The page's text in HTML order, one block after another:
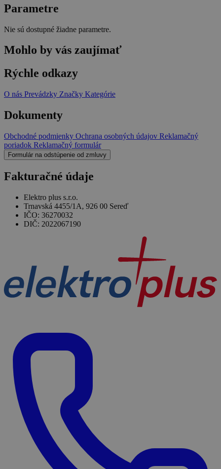
Parametre
Nie sú dostupné žiadne parametre.
Mohlo by vás zaujímať
Rýchle odkazy
O nás Prevádzky Značky Kategórie
Dokumenty
Obchodné podmienky Ochrana osobných údajov Reklamačný
poriadok Reklamačný formulár
Formulár na odstúpenie od zmluvy
Fakturačné údaje
Elektro plus s.r.o.
Trnavská 4455/1A, 926 00 Sereď
IČO: 36270032
DIČ: 2022067190